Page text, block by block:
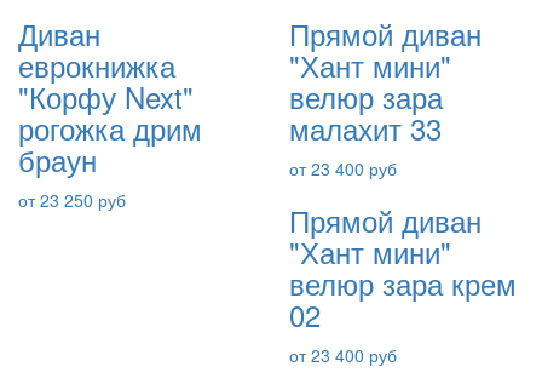
Диван
еврокнижка
"Корфу Next"
рогожка дрим
браун
от 23 250 руб
Прямой диван
"Хант мини"
велюр зара
малахит 33
от 23 400 руб
Прямой диван
"Хант мини"
велюр зара крем
02
от 23 400 руб